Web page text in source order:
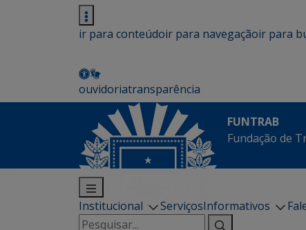
ir para conteúdoir para navegaçãoir para
ouvidoriatransparência
FUNTRAB
Fundação de
Institucional ServiçosInformativos
Pesquisar